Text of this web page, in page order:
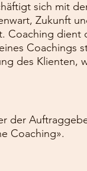
sich mit
Zukunft
Coaching
Coachings
des Klienten,
der
Coaching».